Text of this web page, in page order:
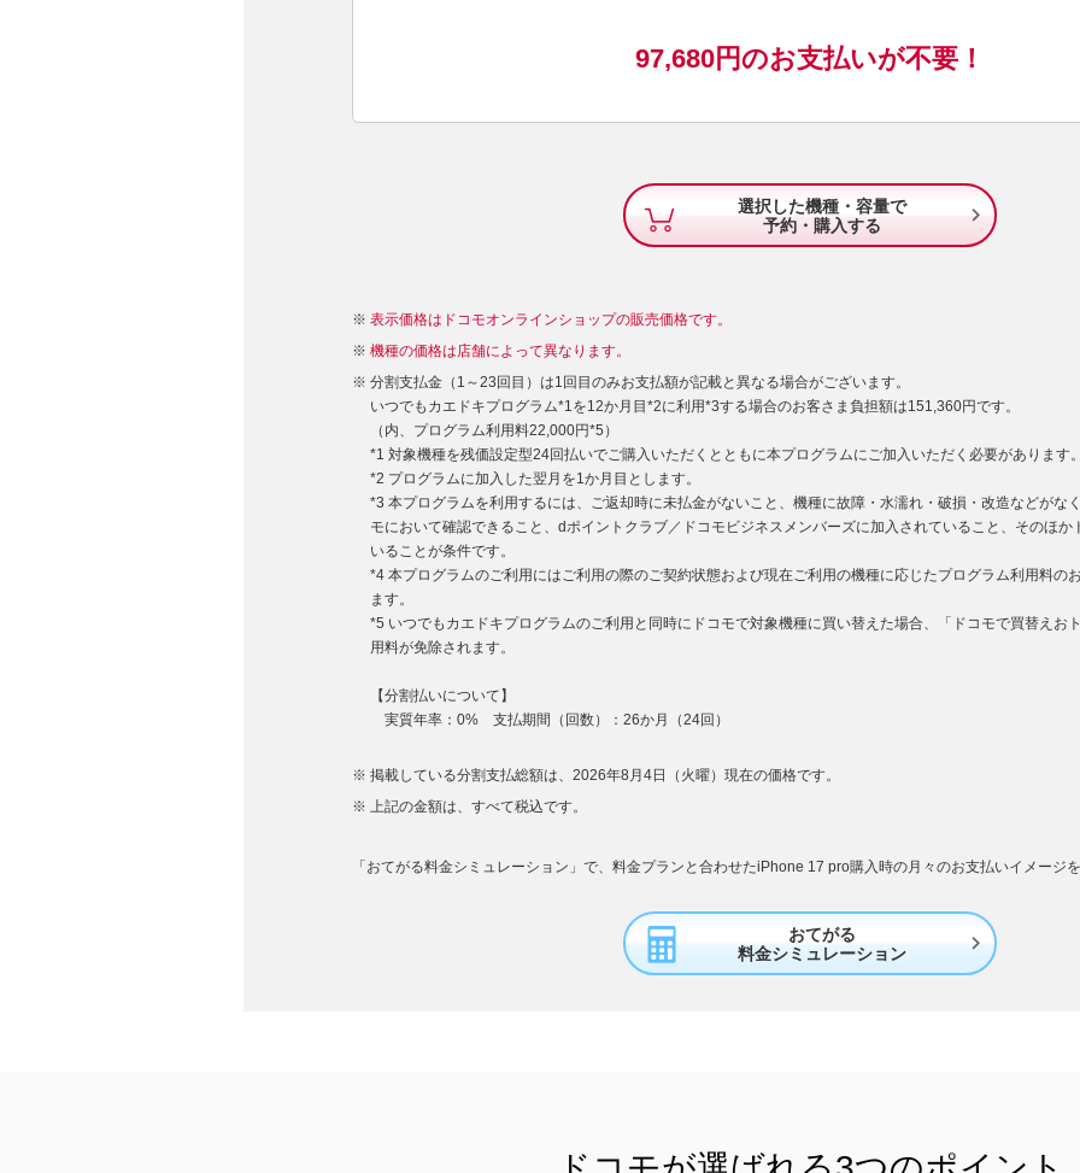
97,680円のお支払いが不要！
選択した機種・容量で
予約・購入する

表示価格はドコモオンラインショップの販売価格です。
機種の価格は店舗によって異なります。
分割支払金（1～23回目）は1回目のみお支払額が記載と異なる場合がございます。
いつでもカエドキプログラム*1を12か月目*2に利用*3する場合のお客さま負担額は151,360円です。
（内、プログラム利用料22,000円*5）
*1 対象機種を残価設定型24回払いでご購入いただくとともに本プログラムにご加入いただく必要があります。
*2 プログラムに加入した翌月を1か月目とします。
*3 本プログラムを利用するには、ご返却時に未払金がないこと、機種に故障・水濡れ・破損・改造などがな
モにおいて確認できること、dポイントクラブ／ドコモビジネスメンバーズに加入されていること、そのほか
いることが条件です。
*4 本プログラムのご利用にはご利用の際のご契約状態および現在ご利用の機種に応じたプログラム利用料の
ます。
*5 いつでもカエドキプログラムのご利用と同時にドコモで対象機種に買い替えた場合、「ドコモで買替えお
用料が免除されます。
【分割払いについて】
実質年率：0% 支払期間（回数）：26か月（24回）
掲載している分割支払総額は、2026年8月4日（火曜）現在の価格です。
上記の金額は、すべて税込です。
「おてがる料金シミュレーション」で、料金プランと合わせたiPhone 17 pro購入時の月々のお支払いイメージ
おてがる
料金シミュレーション
